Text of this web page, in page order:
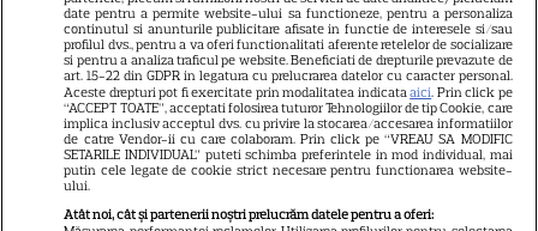
Elle
Unica
Retete practice
URMĂREȘTE-NE PE
date pentru a permite website-ului sa functioneze, pentru a personaliza
continutul si anunturile publicitare afisate in functie de interesele si/sau
profilul dvs., pentru a va oferi functionalitati aferente retelelor de socializare
si pentru a analiza traficul pe website. Beneficiati de drepturile prevazute de
art. 15-22 din GDPR in legatura cu prelucrarea datelor cu caracter personal.
Aceste drepturi pot fi exercitate prin modalitatea indicataaici. Prin click pe
“ACCEPT TOATE”, acceptati folosirea tuturor Tehnologiilor de tip Cookie, care
implica inclusiv acceptul dvs. cu privire la stocarea/accesarea informatiilor
de catre Vendor-ii cu care colaboram. Prin click pe “VREAU SA MODIFIC
SETARILE INDIVIDUAL” puteti schimba preferintele in mod individual, mai
putin cele legate de cookie strict necesare pentru functionarea website-
ului.
Atât noi, cât și partenerii noștri prelucrăm datele pentru a oferi: